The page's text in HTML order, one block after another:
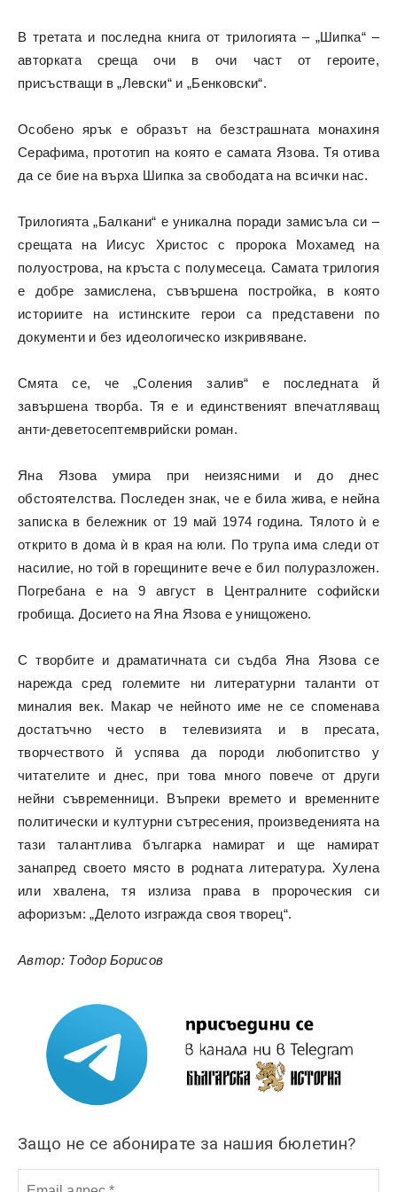
В третата и последна книга от трилогията – „Шипка“ –
авторката среща очи в очи част от героите,
присъстващи в „Левски“ и „Бенковски“.
Особено ярък е образът на безстрашната монахиня
Серафима, прототип на която е самата Язова. Тя отива
да се бие на върха Шипка за свободата на всички нас.
Трилогията „Балкани“ е уникална поради замисъла си –
срещата на Иисус Христос с пророка Мохамед на
полуострова, на кръста с полумесеца. Самата трилогия
е добре замислена, съвършена постройка, в която
историите на истинските герои са представени по
документи и без идеологическо изкривяване.
Смята се, че „Соления залив“ е последната й
завършена творба. Тя е и единственият впечатляващ
анти-деветосептемврийски роман.
Яна Язова умира при неизясними и до днес
обстоятелства. Последен знак, че е била жива, е нейна
записка в бележник от 19 май 1974 година. Тялото ѝ е
открито в дома ѝ в края на юли. По трупа има следи от
насилие, но той в горещините вече е бил полуразложен.
Погребана е на 9 август в Централните софийски
гробища. Досието на Яна Язова е унищожено.
С творбите и драматичната си съдба Яна Язова се
нарежда сред големите ни литературни таланти от
миналия век. Макар че нейното име не се споменава
достатъчно често в телевизията и в пресата,
творчеството й успява да породи любопитство у
читателите и днес, при това много повече от други
нейни съвременници. Въпреки времето и временните
политически и културни сътресения, произведенията на
тази талантлива българка намират и ще намират
занапред своето място в родната литература. Хулена
или хвалена, тя излиза права в пророческия си
афоризъм: „Делото изгражда своя творец“.
Автор: Тодор Борисов
Защо не се абонирате за нашия бюлетин?